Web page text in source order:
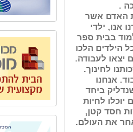
.
האדם אשר
אנו, ילדי
ללמוד בבית ספר
הילדים הלכו
יצאו לעבודה.
לחינוך.
אנחנו
ביחד
לחיות
חסד קטן,
את העולם.